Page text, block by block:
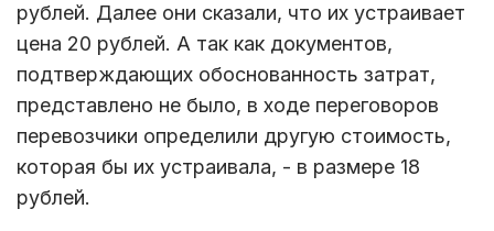
рублей. Далее они сказали, что их устраивает
цена 20 рублей. А так как документов,
подтверждающих обоснованность затрат,
представлено не было, в ходе переговоров
перевозчики определили другую стоимость,
которая бы их устраивала, - в размере 18
рублей.